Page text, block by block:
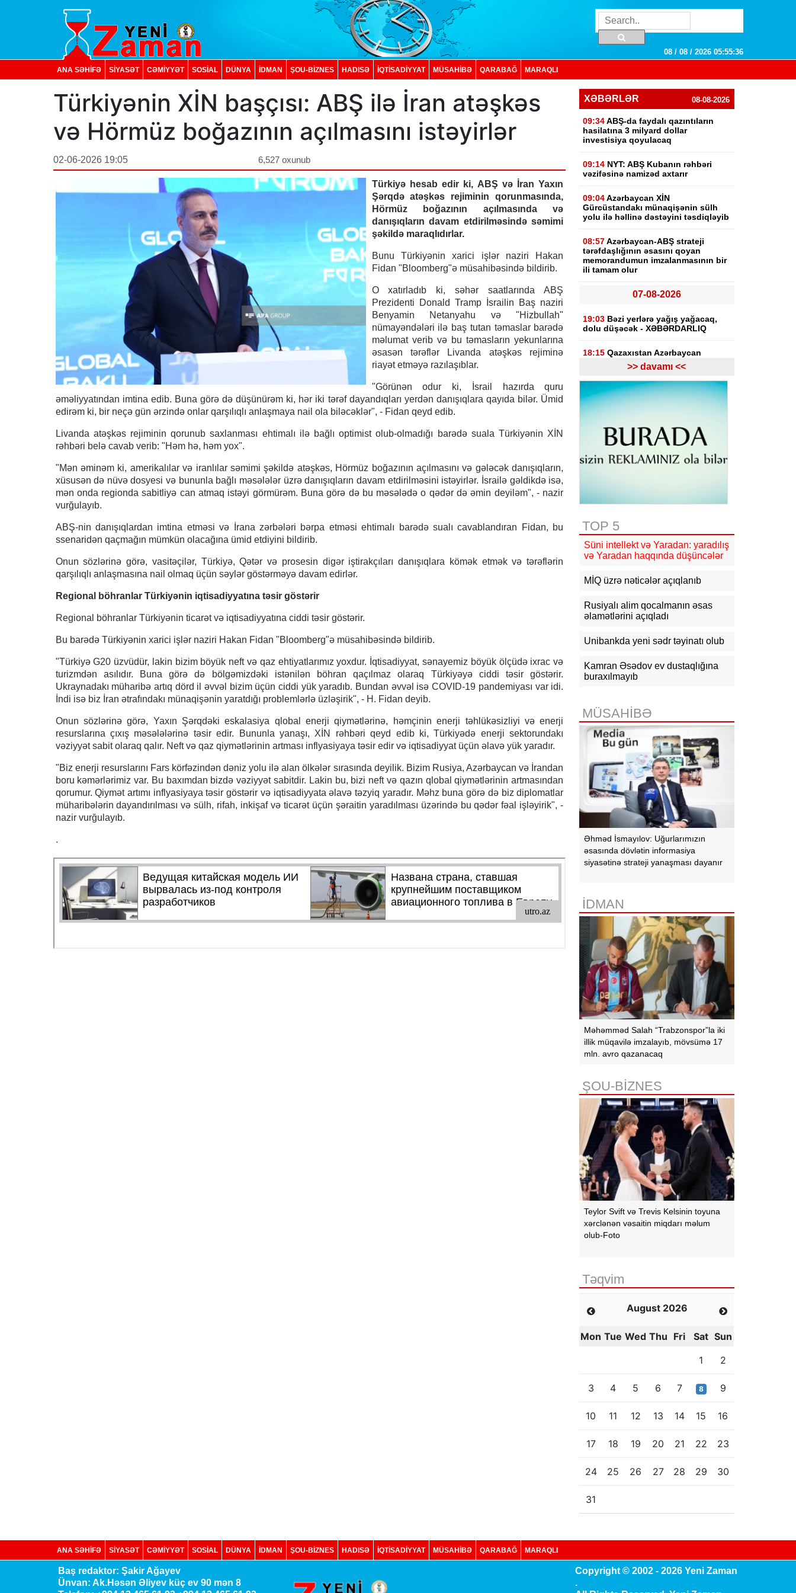
08 / 08 / 2026 05:55:37
ANA SƏHİFƏ SİYASƏT CƏMİYYƏT SOSIAL DÜNYA İDMAN ŞOU-BİZNES HADISƏ İQTISADIYYAT MÜSAHİBƏ QARABAĞ MARAQLI
Türkiyənin XİN başçısı: ABŞ ilə İran atəşkəs
və Hörmüz boğazının açılmasını istəyirlər
02-06-2026 19:05 6,527 oxunub
Türkiyə hesab edir ki, ABŞ və İran Yaxın
Şərqdə atəşkəs rejiminin qorunmasında,
Hörmüz boğazının açılmasında və
danışıqların davam etdirilməsində səmimi
şəkildə maraqlıdırlar.
Bunu Türkiyənin xarici işlər naziri Hakan
Fidan "Bloomberg"ə müsahibəsində bildirib.
O xatırladıb ki, səhər saatlarında ABŞ
Prezidenti Donald Tramp İsrailin Baş naziri
Benyamin Netanyahu və "Hizbullah"
nümayəndələri ilə baş tutan təmaslar barədə
məlumat verib və bu təmasların yekunlarına
əsasən tərəflər Livanda atəşkəs rejiminə
riayət etməyə razılaşıblar.
"Görünən odur ki, İsrail hazırda quru
əməliyyatından imtina edib. Buna görə də düşünürəm ki, hər iki tərəf dayandıqları yerdən danışıqlara qayıda bilər. Ümid
edirəm ki, bir neçə gün ərzində onlar qarşılıqlı anlaşmaya nail ola biləcəklər", - Fidan qeyd edib.
Livanda atəşkəs rejiminin qorunub saxlanması ehtimalı ilə bağlı optimist olub-olmadığı barədə suala Türkiyənin XİN
rəhbəri belə cavab verib: "Həm hə, həm yox".
"Mən əminəm ki, amerikalılar və iranlılar səmimi şəkildə atəşkəs, Hörmüz boğazının açılmasını və gələcək danışıqların,
xüsusən də nüvə dosyesi və bununla bağlı məsələlər üzrə danışıqların davam etdirilməsini istəyirlər. İsrailə gəldikdə isə,
mən onda regionda sabitliyə can atmaq istəyi görmürəm. Buna görə də bu məsələdə o qədər də əmin deyiləm", - nazir
vurğulayıb.
ABŞ-nin danışıqlardan imtina etməsi və İrana zərbələri bərpa etməsi ehtimalı barədə sualı cavablandıran Fidan, bu
ssenaridən qaçmağın mümkün olacağına ümid etdiyini bildirib.
Onun sözlərinə görə, vasitəçilər, Türkiyə, Qətər və prosesin digər iştirakçıları danışıqlara kömək etmək və tərəflərin
qarşılıqlı anlaşmasına nail olmaq üçün səylər göstərməyə davam edirlər.
Regional böhranlar Türkiyənin iqtisadiyyatına təsir göstərir
Regional böhranlar Türkiyənin ticarət və iqtisadiyyatına ciddi təsir göstərir.
Bu barədə Türkiyənin xarici işlər naziri Hakan Fidan "Bloomberg"ə müsahibəsində bildirib.
"Türkiyə G20 üzvüdür, lakin bizim böyük neft və qaz ehtiyatlarımız yoxdur. İqtisadiyyat, sənayemiz böyük ölçüdə ixrac və
turizmdən asılıdır. Buna görə də bölgəmizdəki istənilən böhran qaçılmaz olaraq Türkiyəyə ciddi təsir göstərir.
Ukraynadakı müharibə artıq dörd il əvvəl bizim üçün ciddi yük yaradıb. Bundan əvvəl isə COVID-19 pandemiyası var idi.
İndi isə biz İran ətrafındakı münaqişənin yaratdığı problemlərlə üzləşirik", - H. Fidan deyib.
Onun sözlərinə görə, Yaxın Şərqdəki eskalasiya qlobal enerji qiymətlərinə, həmçinin enerji təhlükəsizliyi və enerji
resurslarına çıxış məsələlərinə təsir edir. Bununla yanaşı, XİN rəhbəri qeyd edib ki, Türkiyədə enerji sektorundakı
vəziyyət sabit olaraq qalır. Neft və qaz qiymətlərinin artması inflyasiyaya təsir edir və iqtisadiyyat üçün əlavə yük yaradır.
"Biz enerji resurslarını Fars körfəzindən dəniz yolu ilə alan ölkələr sırasında deyilik. Bizim Rusiya, Azərbaycan və İrandan
boru kəmərlərimiz var. Bu baxımdan bizdə vəziyyət sabitdir. Lakin bu, bizi neft və qazın qlobal qiymətlərinin artmasından
qorumur. Qiymət artımı inflyasiyaya təsir göstərir və iqtisadiyyata əlavə təzyiq yaradır. Məhz buna görə də biz diplomatlar
müharibələrin dayandırılması və sülh, rifah, inkişaf və ticarət üçün şəraitin yaradılması üzərində bu qədər fəal işləyirik", -
nazir vurğulayıb.
.
XƏBƏRLƏR 08-08-2026
09:34 ABŞ-da faydalı qazıntıların
hasilatına 3 milyard dollar
investisiya qoyulacaq
09:14 NYT: ABŞ Kubanın rəhbəri
vəzifəsinə namizəd axtarır
09:04 Azərbaycan XİN
Gürcüstandakı münaqişənin sülh
yolu ilə həllinə dəstəyini təsdiqləyib
08:57 Azərbaycan-ABŞ strateji
tərəfdaşlığının əsasını qoyan
memorandumun imzalanmasının bir
ili tamam olur
07-08-2026
19:03 Bəzi yerlərə yağış yağacaq,
dolu düşəcək - XƏBƏRDARLIQ
18:15 Qazaxıstan Azərbaycan
üzərindən neft ixracını
genişləndirməyi planlaşdırır
18:03 Komitə: İlin əvvəlindən bu
yana erkən evliliklə bağlı 14
müraciət olub, 11-nin qarşısı alınıb
"Fitch": ABB bu ilin IV rübünə
qədər Özbəkistanın "Davr Bank"ını
alacaq
17:23 Bakı və Zəngilanda yaşıllıqlar
qanunsuz kəsilib, təbiətə 83 840
manatlıq ziyan dəyib
17:09 Bakıda estetik əməliyyatdan
sonra pasiyentin ölüm faktı üzrə
17:03 Lənkəranda təqaüdçüləri
rüşvətlə bağlı həbs olunan 3
əməkdaşının məhkəməsi başlayır
güclənəcək -XƏBƏRDARLIQ
16:10 Jurnalistika ixtisası üzrə
qabiliyyət imtahanının nəticələri
açıqlanıb
>> davamı <<
TOP 5
Süni intellekt və Yaradan: yaradılış
və Yaradan haqqında düşüncələr
MİQ üzrə nəticələr açıqlanıb
Rusiyalı alim qocalmanın əsas
əlamətlərini açıqladı
Unibankda yeni sədr təyinatı olub
Kamran Əsədov ev dustaqlığına
buraxılmayıb
MÜSAHİBƏ
Əhməd İsmayılov: Uğurlarımızın
əsasında dövlətin informasiya
siyasətinə strateji yanaşması dayanır
İDMAN
Məhəmməd Salah “Trabzonspor”la iki
illik müqavilə imzalayıb, mövsümə 17
mln. avro qazanacaq
ŞOU-BİZNES
Teylor Svift və Trevis Kelsinin toyuna
xərclənən vəsaitin miqdarı məlum
olub-Foto
Təqvim
August 2026
Mon Tue Wed Thu Fri Sat Sun
1
2
3 4 5 6 7 8 9
10 11 12 13 14 15 16
17 18 19 20 21 22 23
24 25 26 27 28 29 30
31
ANA SƏHİFƏ SİYASƏT CƏMİYYƏT SOSIAL DÜNYA İDMAN ŞOU-BİZNES HADISƏ İQTISADIYYAT MÜSAHİBƏ QARABAĞ MARAQLI
Baş redaktor: Şakir Ağayev
Ünvan: Ak.Həsən Əliyev küç ev 90 mən 8
Copyright © 2002 - 2026 Yeni Zaman
.